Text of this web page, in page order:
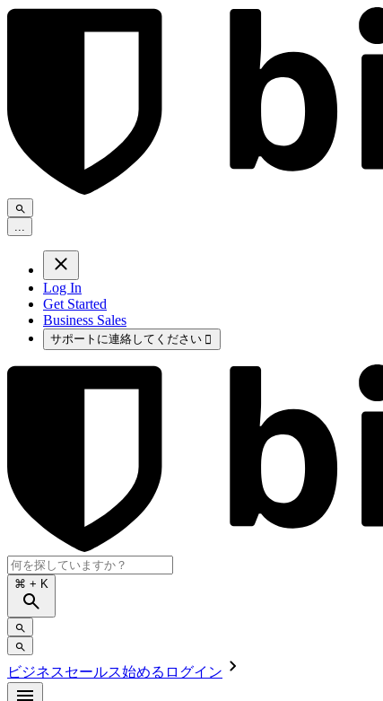
Log In
Get Started
Business Sales
サポートに連絡してください 
⌘ + K
ビジネスセールス始める ログイン